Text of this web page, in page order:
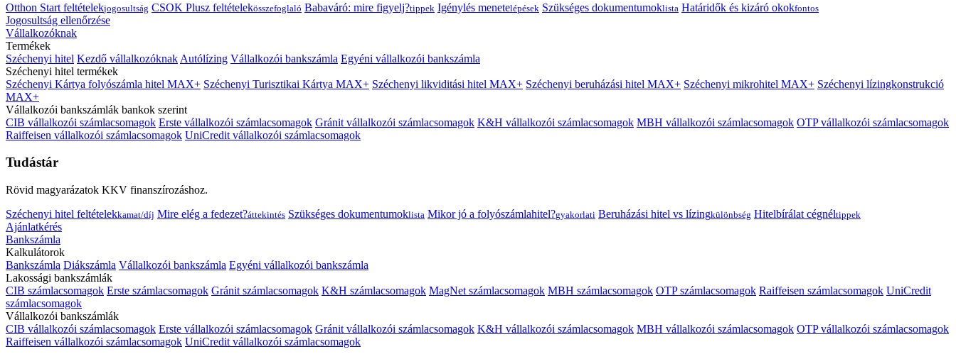
Otthon Start feltételekjogosultság CSOK Plusz feltételekösszefoglaló Babaváró: mire figyelj?tippek Igénylés menetelépések Szükséges dokumentumoklista Határidők és kizáró okokfontos
Jogosultság ellenőrzése
Vállalkozóknak
Termékek
Széchenyi hitel Kezdő vállalkozóknak Autólízing Vállalkozói bankszámla Egyéni vállalkozói bankszámla
Széchenyi hitel termékek
Széchenyi Kártya folyószámla hitel MAX+ Széchenyi Turisztikai Kártya MAX+ Széchenyi likviditási hitel MAX+ Széchenyi beruházási hitel MAX+ Széchenyi mikrohitel MAX+ Széchenyi lízingkonstrukció
MAX+
Vállalkozói bankszámlák bankok szerint
CIB vállalkozói számlacsomagok Erste vállalkozói számlacsomagok Gránit vállalkozói számlacsomagok K&H vállalkozói számlacsomagok MBH vállalkozói számlacsomagok OTP vállalkozói számlacsomagok
Raiffeisen vállalkozói számlacsomagok UniCredit vállalkozói számlacsomagok
Tudástár
Rövid magyarázatok KKV finanszírozáshoz.
Széchenyi hitel feltételekkamat/díj Mire elég a fedezet?áttekintés Szükséges dokumentumoklista Mikor jó a folyószámlahitel?gyakorlati Beruházási hitel vs lízingkülönbség Hitelbírálat cégnéltippek
Ajánlatkérés
Bankszámla
Kalkulátorok
Bankszámla Diákszámla Vállalkozói bankszámla Egyéni vállalkozói bankszámla
Lakossági bankszámlák
CIB számlacsomagok Erste számlacsomagok Gránit számlacsomagok K&H számlacsomagok MagNet számlacsomagok MBH számlacsomagok OTP számlacsomagok Raiffeisen számlacsomagok UniCredit
számlacsomagok
Vállalkozói bankszámlák
CIB vállalkozói számlacsomagok Erste vállalkozói számlacsomagok Gránit vállalkozói számlacsomagok K&H vállalkozói számlacsomagok MBH vállalkozói számlacsomagok OTP vállalkozói számlacsomagok
Raiffeisen vállalkozói számlacsomagok UniCredit vállalkozói számlacsomagok